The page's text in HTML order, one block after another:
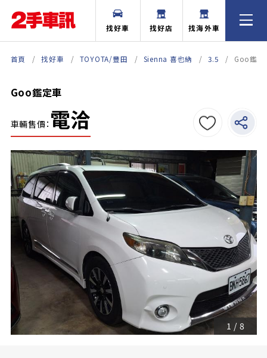
找好車 找好店 找海外車
首頁 找好車 TOYOTA/豐田 Sienna 喜也納 3.5 Goo鑑定
Goo鑑定車
車輛售價： 電洽
1 / 8